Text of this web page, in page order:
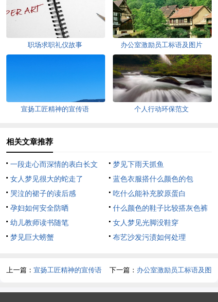
职场求职礼仪故事 办公室激励员工标语及图片
宣扬工匠精神的宣传语 个人行动环保范文
相关文章推荐
一段走心而深情的表白长文
梦见下雨天抓鱼
女人梦见很大的蛇走了
蓝色衣服搭什么颜色的包
哭泣的裙子的读后感
吃什么能补充胶原蛋白
孕妇如何安全防晒
什么颜色的鞋子比较搭灰色裤
子
幼儿教师读书随笔
女人梦见光脚没鞋穿
梦见巨大螃蟹
布艺沙发污渍如何处理
上一篇：宣扬工匠精神的宣传语 下一篇： 办公室激励员工标语及图